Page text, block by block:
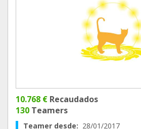
10.768 € Recaudados
130 Teamers
Teamer desde: 28/01/2017